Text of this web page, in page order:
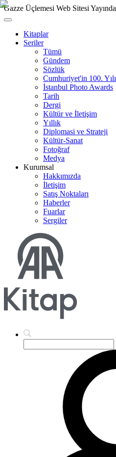
Gazze Üçlemesi Web Sitesi Yayında
Kitaplar
Seriler
Tümü
Gündem
Sözlük
Cumhuriyet'in 100. Yılı
İstanbul Photo Awards
Tarih
Dergi
Kültür ve İletişim
Yıllık
Diplomasi ve Strateji
Kültür-Sanat
Fotoğraf
Medya
Kurumsal
Hakkımızda
İletişim
Satış Noktaları
Haberler
Fuarlar
Sergiler